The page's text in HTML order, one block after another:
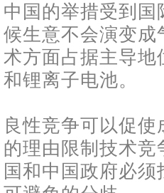
中国的举措受到
候生意不会演变
术方面占据主导
和锂离子电池。
良性竞争可以促
的理由限制技术
国和中国政府必